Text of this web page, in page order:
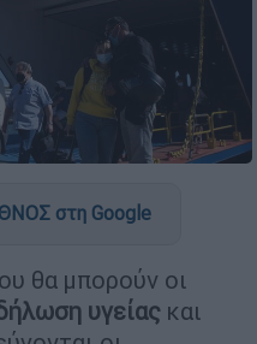
στη Google
θα μπορούν οι
υγείας και